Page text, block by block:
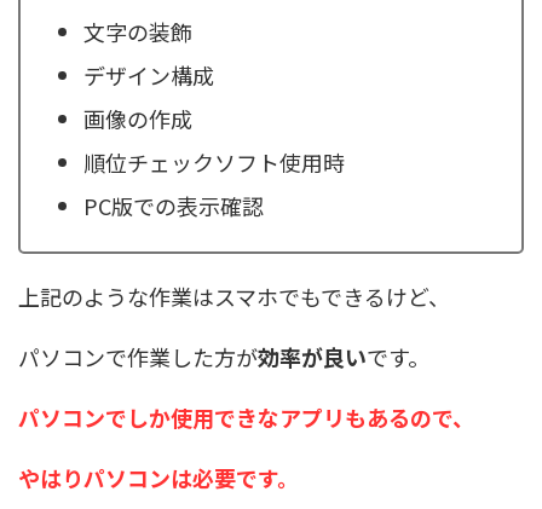
文字の装飾
デザイン構成
画像の作成
順位チェックソフト使用時
PC版での表示確認
上記のような作業はスマホでもできるけど、
パソコンで作業した方が効率が良いです。
パソコンでしか使用できなアプリもあるので、
やはりパソコンは必要です。